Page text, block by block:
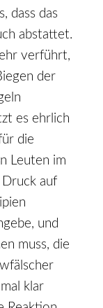
dass das
abstattet.
verführt,
der
es ehrlich
die
Leuten im
auf
und
muss, die
klar